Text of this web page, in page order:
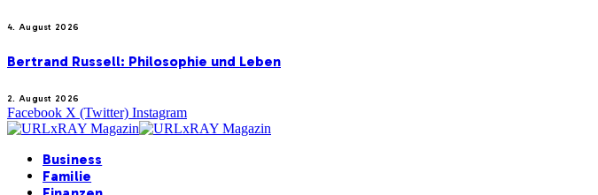
4. August 2026
Bertrand Russell: Philosophie und Leben
2. August 2026
Facebook X (Twitter) Instagram
Business
Familie